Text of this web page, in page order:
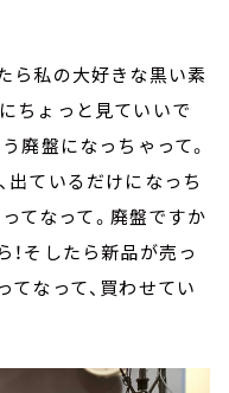
ら私の大好きな黒い素
ちょっと見ていいで
廃盤になっちゃって。
出ているだけになっち
ってなって。廃盤ですか
！そしたら新品が売っ
てなって、買わせてい